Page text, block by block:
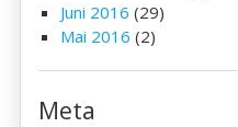
Juni 2016 (29)
Mai 2016 (2)
Meta